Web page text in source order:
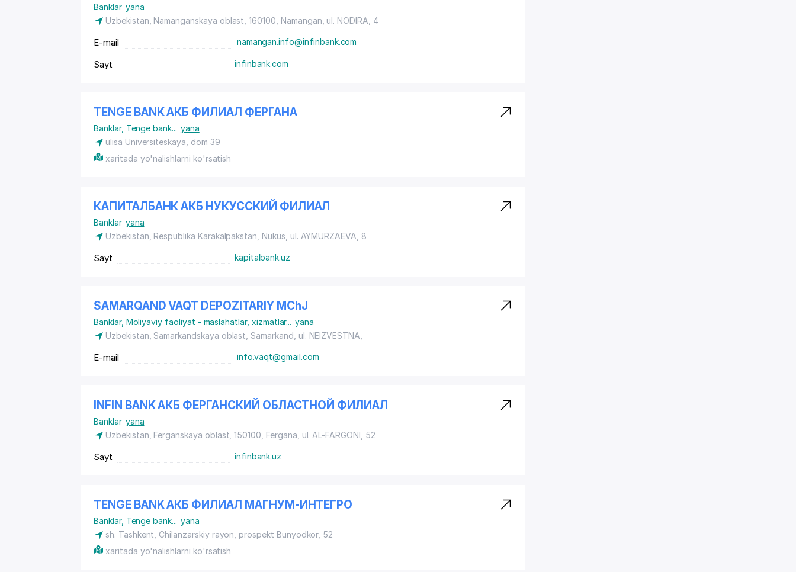
Banklar yana
Uzbekistan, Namanganskaya oblast, 160100, Namangan, ul. NODIRA , 4
E-mail namangan.info@infinbank.com
Sayt infinbank.com
TENGE BANK АКБ ФИЛИАЛ ФЕРГАНА
Banklar, Tenge bank... yana
ulisa Universiteskaya, dom 39
xaritada yo'nalishlarni ko'rsatish
КАПИТАЛБАНК АКБ НУКУССКИЙ ФИЛИАЛ
Banklar yana
Uzbekistan, Respublika Karakalpakstan, Nukus, ul. AYMURZAEVA , 8
Sayt kapitalbank.uz
SAMARQAND VAQT DEPOZITARIY MChJ
Banklar, Moliyaviy faoliyat - maslahatlar, xizmatlar... yana
Uzbekistan, Samarkandskaya oblast, Samarkand, ul. NEIZVESTNA
E-mail info.vaqt@gmail.com
INFIN BANK АКБ ФЕРГАНСКИЙ ОБЛАСТНОЙ ФИЛИАЛ
Banklar yana
Uzbekistan, Ferganskaya oblast, 150100, Fergana, ul. AL-FARGONI, 52
Sayt infinbank.uz
TENGE BANK АКБ ФИЛИАЛ МАГНУМ-ИНТЕГРО
Banklar, Tenge bank... yana
sh. Tashkent, Chilanzarskiy rayon , prospekt Bunyodkor, 52
xaritada yo'nalishlarni ko'rsatish